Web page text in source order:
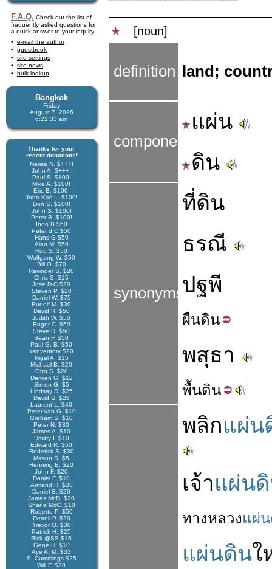
F.A.Q. Check out the list of
frequently asked questions for
a quick answer to your inquiry
e-mail the author
guestbook
site settings
site news
bulk lookup
Bangkok
Friday
August 7, 2026
6:21:34 am
Thanks for your
recent donations!
Narisa N. $+++!
John A. $+++!
Paul S. $100!
Mike A. $100!
Eric B. $100!
John Karl L. $100!
Don S. $100!
John S. $100!
Peter B. $100!
Ingo B $50
Peter d C $50
Hans G $50
Alan M. $50
Rod S. $50
Wolfgang W. $50
Bill O. $70
Ravinder S. $20
Chris S. $15
Jose D-C $20
Steven P. $20
Daniel W. $75
Rudolf M. $30
David R. $50
Judith W. $50
Roger C. $50
Steve D. $50
Sean F. $50
Paul G. B. $50
xsinventory $20
Nigel A. $15
Michael B. $20
Otto S. $20
Damien G. $12
Simon G. $5
Lindsay D. $25
David S. $25
Laurent L. $40
Peter van G. $10
Graham S. $10
Peter N. $30
James A. $10
Dmitry I. $10
Edward R. $50
Roderick S. $30
Mason S. $5
Henning E. $20
John F. $20
Daniel F. $10
Armand H. $20
Daniel S. $20
James McD. $20
Shane McC. $10
Roberto P. $50
Derrell P. $20
Trevor O. $30
Patrick H. $25
Rick @SS $15
Gene H. $10
Aye A. M. $33
S. Cummings $25
Will F. $20
[noun]
definition land;
components
แผ่น
ดิน
synonyms
ที่ดิน
ธรณี
ปฐพี
ผืนดิน
พสุธา
พื้นดิน
พลิกแผ่น
เจ้าแผ่น
ทางหลวงแผ่
แผ่นดินใ